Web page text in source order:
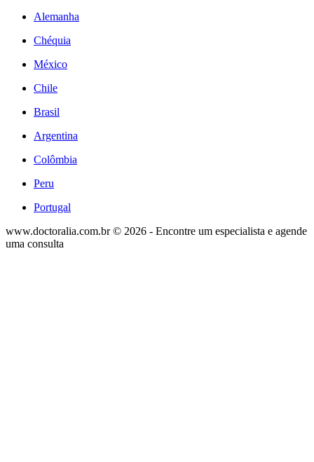
Alemanha
Chéquia
México
Chile
Brasil
Argentina
Colômbia
Peru
Portugal
www.doctoralia.com.br © 2026 - Encontre um especialista e agende
uma consulta